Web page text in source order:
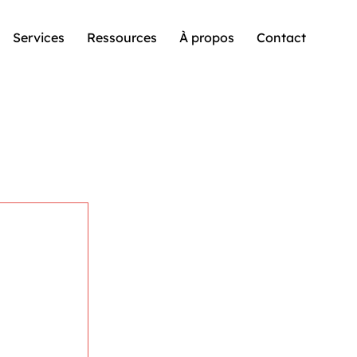
Services Ressources À propos Contact